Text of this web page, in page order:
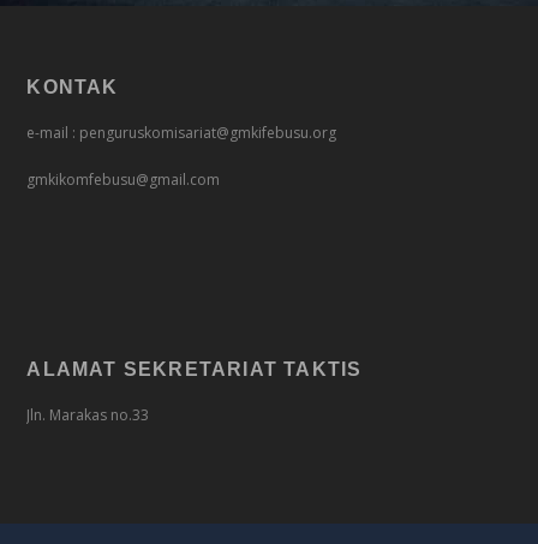
KONTAK
e-mail : penguruskomisariat@gmkifebusu.org
gmkikomfebusu@gmail.com
ALAMAT SEKRETARIAT TAKTIS
Jln. Marakas no.33